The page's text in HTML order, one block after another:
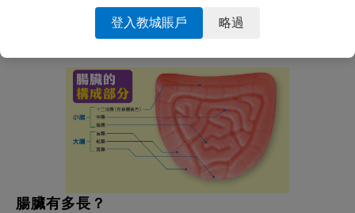
腸臟小百科
腸臟有多長？
登入教城賬戶 略過